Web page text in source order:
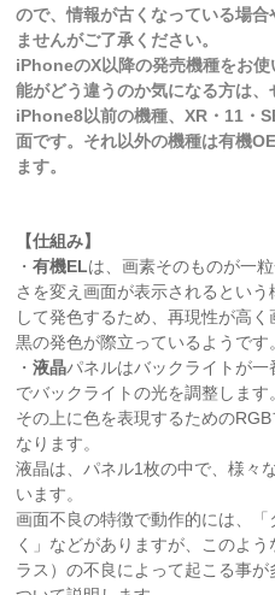
ので、情報が古くなっている場
ませんがご了承ください。
iPhoneのX以降の発売機種をお
能がどう違うのか気になる方は、
iPhone8以前の機種、XR・11・
面です。それ以外の機種は有機
ます。
【仕組み】
・有機ELは、画素そのものが一
さを変え画面が表示されるとい
して発色するため、再現性が高
黒の発色が際立っているようです
・液晶パネルはバックライトが
でバックライトの光を調整しま
その上に色を表現するための
なります。
液晶は、パネル1枚の中で、様々
います。
画面不良の特徴で動作的には、
く」などがありますが、このよ
ラス）の不良によって起こる事